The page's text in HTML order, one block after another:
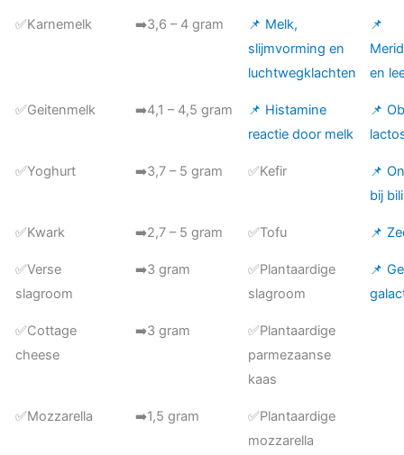
✅Karnemelk ➡️3,6 – 4 gram
📌 Melk,
slijmvorming en
luchtwegklachten
📌
en
✅Geitenmelk ➡️4,1 – 4,5 gram
📌 Histamine
reactie door melk
📌
✅Yoghurt ➡️3,7 – 5 gram ✅Kefir
📌
bij
✅Kwark ➡️2,7 – 5 gram ✅Tofu 📌
✅Verse
slagroom
➡️3 gram
✅Plantaardige
slagroom
📌
✅Cottage
cheese
➡️3 gram
✅Plantaardige
parmezaanse
kaas
✅Mozzarella ➡️1,5 gram
✅Plantaardige
mozzarella